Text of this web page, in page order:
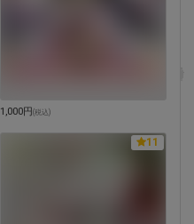
1,000円(税込)
11